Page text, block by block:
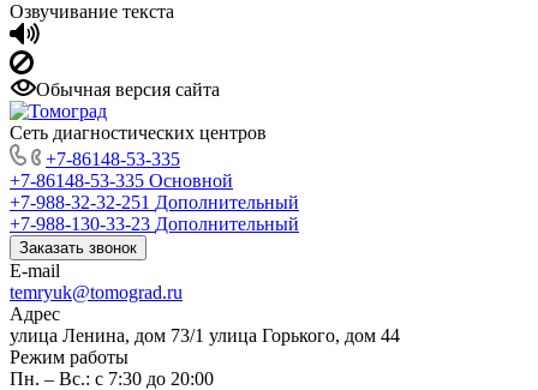
Озвучивание текста
Обычная версия сайта
Сеть диагностических центров
+7-86148-53-335
+7-86148-53-335 Основной
+7-988-32-32-251 Дополнительный
+7-988-130-33-23 Дополнительный
Заказать звонок
E-mail
temryuk@tomograd.ru
Адрес
улица Ленина, дом 73/1 улица Горького, дом 44
Режим работы
Пн. – Вс.: с 7:30 до 20:00